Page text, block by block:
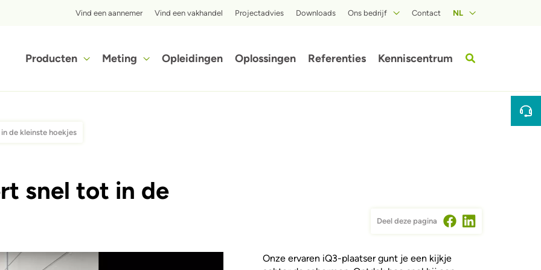
Top menu
Vind een aannemer Vind een vakhandel Projectadvies Downloads Ons bedrijf Contact NL
Hoofdnavigatie
Producten Meting Opleidingen Oplossingen Referenties Kenniscentrum
de kleinste hoekjes
snel tot in de
Deel deze pagina
Onze ervaren iQ3-plaatser gunt je een kijkje